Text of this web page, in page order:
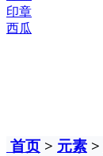
印章
西瓜
首页 > 元素 >